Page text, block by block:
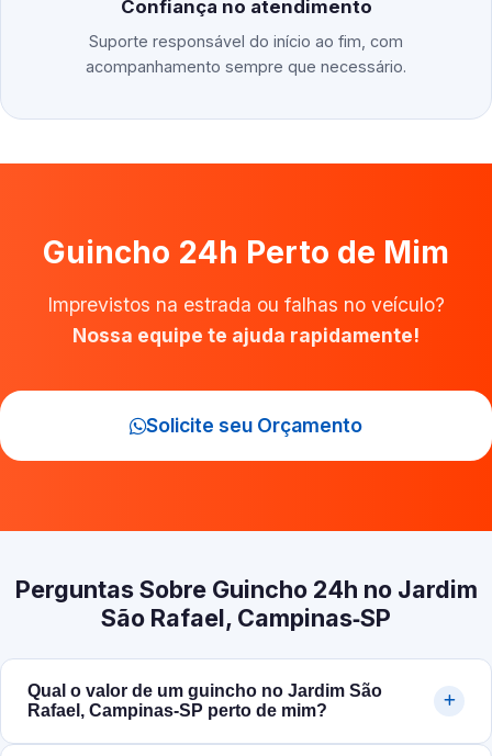
Confiança no atendimento
Suporte responsável do início ao fim, com
acompanhamento sempre que necessário.
Guincho 24h Perto de Mim
Imprevistos na estrada ou falhas no veículo?
Nossa equipe te ajuda rapidamente!
Solicite seu Orçamento
Perguntas Sobre Guincho 24h no Jardim
São Rafael, Campinas‑SP
Qual o valor de um guincho no Jardim São
Rafael, Campinas‑SP perto de mim?